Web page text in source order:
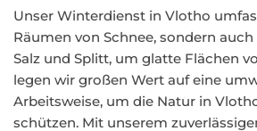
Unser Winterdienst in Vlotho
Räumen von Schnee, sondern
Salz und Splitt, um glatte Flächen
legen wir großen Wert auf eine
Arbeitsweise, um die Natur in
schützen. Mit unserem